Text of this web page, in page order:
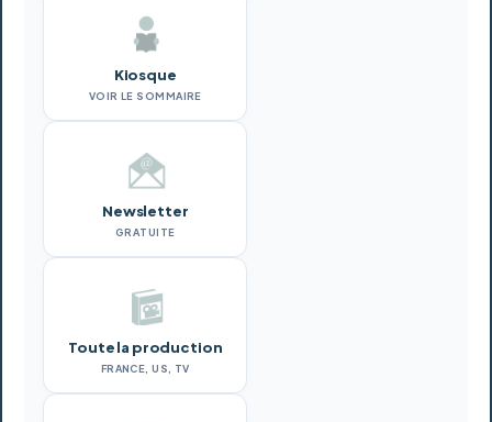
Kiosque
VOIR LE SOMMAIRE
Newsletter
GRATUITE
Toute la production
FRANCE, US, TV